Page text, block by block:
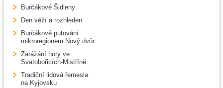
Burčákové Šidleny
Den věží a rozhleden
Burčákové putování
mikroregionem Nový dvůr
Zarážání hory ve
Svatobořicích-Mistříně
Tradiční lidová řemesla
na Kyjovsku